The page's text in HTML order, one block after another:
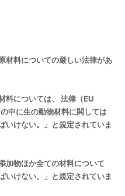
材料についての厳しい法律があ
料については、 法律（EU
中に生の動物材料に関しては
いけない。」と規定されていま
加物ほか全ての材料について
いけない。」と規定されていま